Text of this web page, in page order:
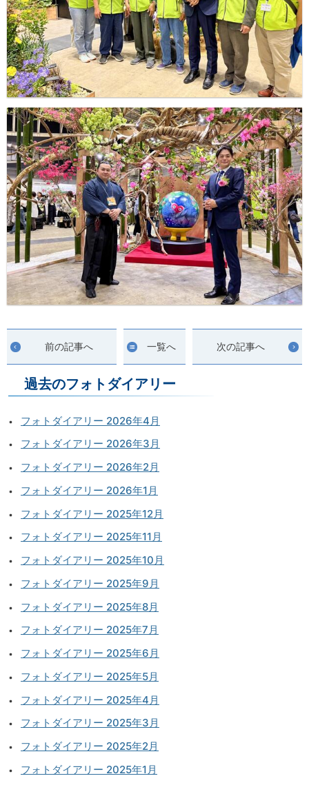
前の記事へ 一覧へ 次の記事へ
過去のフォトダイアリー
フォトダイアリー 2026年4月
フォトダイアリー 2026年3月
フォトダイアリー 2026年2月
フォトダイアリー 2026年1月
フォトダイアリー 2025年12月
フォトダイアリー 2025年11月
フォトダイアリー 2025年10月
フォトダイアリー 2025年9月
フォトダイアリー 2025年8月
フォトダイアリー 2025年7月
フォトダイアリー 2025年6月
フォトダイアリー 2025年5月
フォトダイアリー 2025年4月
フォトダイアリー 2025年3月
フォトダイアリー 2025年2月
フォトダイアリー 2025年1月